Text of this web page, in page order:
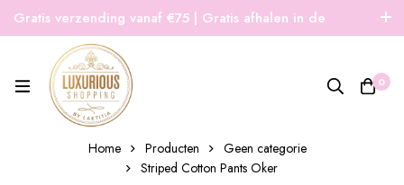
Gratis verzending vanaf €75 | Gratis afhalen in de
winkel | Snelle verzending
0
Home Producten
Geen categorie
Striped Cotton Pants Oker